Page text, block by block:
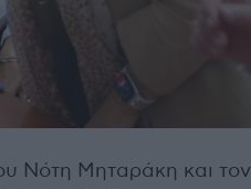
Νότη Μηταράκη και τον